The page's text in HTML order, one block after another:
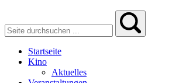
Startseite
Kino
Aktuelles